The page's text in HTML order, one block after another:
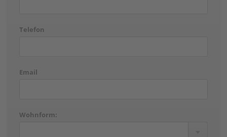
Telefon
Email
Wohnform: